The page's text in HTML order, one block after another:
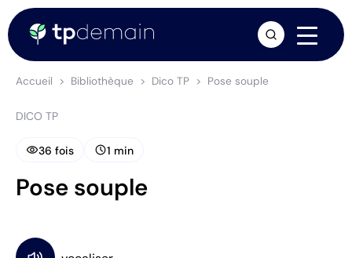
Accueil Bibliothèque Dico TP Pose souple
DICO TP
visibility36 fois schedule1 min
Pose souple
arrow_forward